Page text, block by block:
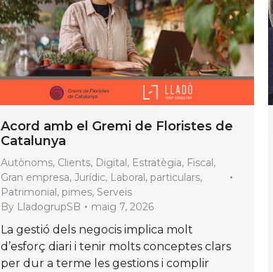
Acord amb el Gremi de Floristes de
Catalunya
Autònoms, Clients, Digital, Estratègia, Fiscal,
Gran empresa, Jurídic, Laboral, particulars,
Patrimonial, pimes, Serveis
By LladogrupSB maig 7, 2026
La gestió dels negocis implica molt
d’esforç diari i tenir molts conceptes clars
per dur a terme les gestions i complir